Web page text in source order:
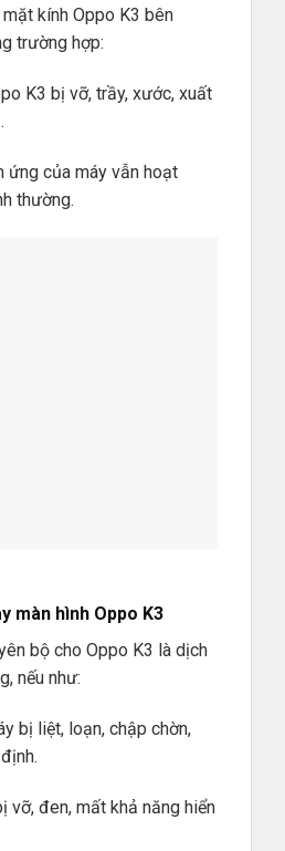
kính Oppo K3 bên
trường hợp:
K3 bị vỡ, trầy, xước, xuất
ứng của máy vẫn hoạt
thường.
màn hình Oppo K3
bộ cho Oppo K3 là dịch
nếu như:
bị liệt, loạn, chập chờn,
vỡ, đen, mất khả năng hiển